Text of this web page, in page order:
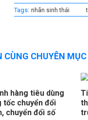
Tags: nhãn sinh thái
CÙNG CHUYÊN MỤC
hàng tiêu dùng
tốc chuyển đổi
chuyển đổi số